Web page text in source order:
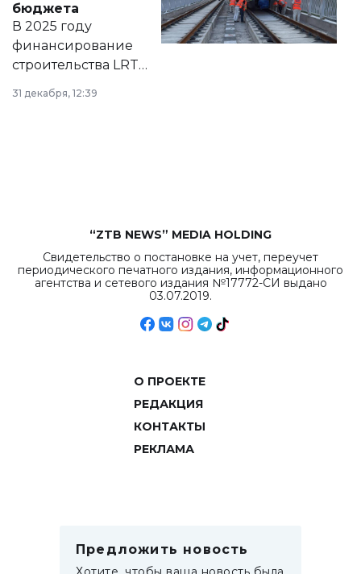
на сайте маслихат
города.
бюджета
В 2025 году
финансирование
строительства LRT
в Астане из
республиканского
31 декабря, 12:39
“ZTB NEWS” MEDIA HOLDING
Свидетельство о постановке на учет, переучет
периодического печатного издания, информационного
агентства и сетевого издания №17772-СИ выдано
03.07.2019.
О ПРОЕКТЕ
РЕДАКЦИЯ
КОНТАКТЫ
РЕКЛАМА
Предложить новость